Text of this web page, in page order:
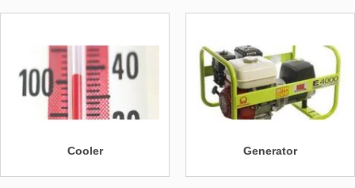
Cooler Generator